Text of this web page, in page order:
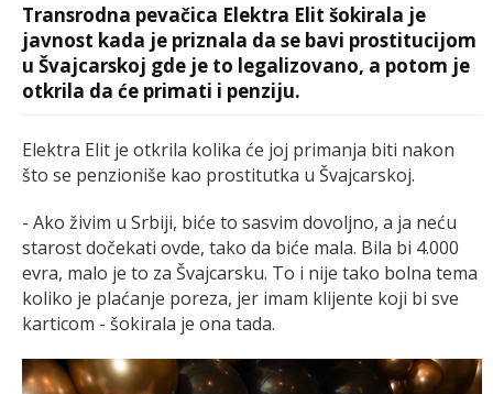
Transrodna pevačica Elektra Elit šokirala je
javnost kada je priznala da se bavi prostitucijom
u Švajcarskoj gde je to legalizovano, a potom je
otkrila da će primati i penziju.
Elektra Elit je otkrila kolika će joj primanja biti nakon
što se penzioniše kao prostitutka u Švajcarskoj.
- Ako živim u Srbiji, biće to sasvim dovoljno, a ja neću
starost dočekati ovde, tako da biće mala. Bila bi 4.000
evra, malo je to za Švajcarsku. To i nije tako bolna tema
koliko je plaćanje poreza, jer imam klijente koji bi sve
karticom - šokirala je ona tada.